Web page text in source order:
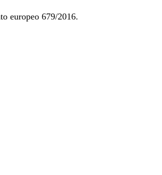
europeo 679/2016.